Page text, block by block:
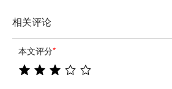
相关评论
本文评分*